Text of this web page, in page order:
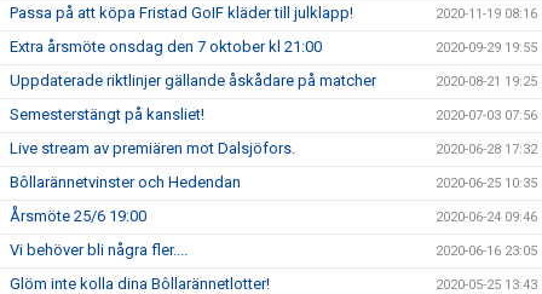
Passa på att köpa Fristad GoIF kläder till julklapp! 2020-11-19 08:16
Extra årsmöte onsdag den 7 oktober kl 21:00 2020-09-29 19:55
Uppdaterade riktlinjer gällande åskådare på matcher 2020-08-21 19:25
Semesterstängt på kansliet! 2020-07-03 07:56
Live stream av premiären mot Dalsjöfors. 2020-06-28 17:32
Bôllarännetvinster och Hedendan 2020-06-25 10:35
Årsmöte 25/6 19:00 2020-06-24 09:46
Vi behöver bli några fler.... 2020-06-16 23:05
Glöm inte kolla dina Bôllarännetlotter! 2020-05-25 13:43